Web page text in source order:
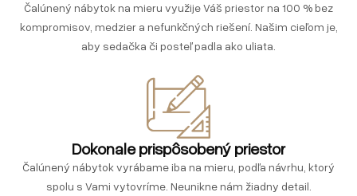
Čalúnený nábytok na mieru využije Váš priestor na 100 % bez
kompromisov, medzier a nefunkčných riešení. Našim cieľom je,
aby sedačka či posteľ padla ako uliata.
Dokonale prispôsobený priestor
Čalúnený nábytok vyrábame iba na mieru, podľa návrhu, ktorý
spolu s Vami vytovríme. Neunikne nám žiadny detail.